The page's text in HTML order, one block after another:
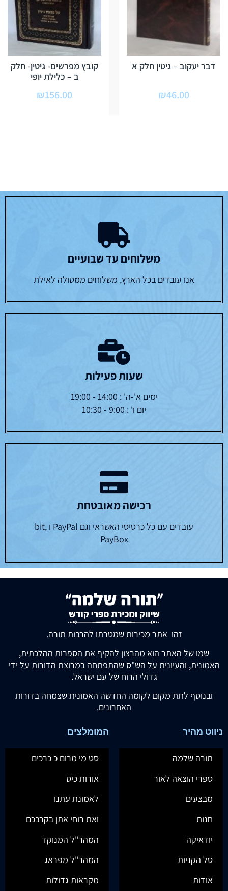
דבר יעקוב – גיטין חלק א
₪46.00
קובץ מפרשים- גיטין- חלק
ב – כלילת יופי
₪156.00
משלוחים עד שבועיים
אנו עובדים בכל הארץ, משלוחים ממטולה לאילת
שעות פעילות
ימים א'-ה' : 14:00 - 19:00
יום ו' : 9:00 - 10:30
רכישה מאובטחת
עובדים עם כל כרטיסי האשראי וגם PayPal ו bit,
PayBox
זהו אתר מכירות שמטרתו להרבות תורה.
שמו של האתר הוא מהרצון להקיף את הספרות ההלכתית,
האמונית, והעיונית על הש"ס שהתפתחה במרוצת הדורות על ידי
גדולי הרוח של עם ישראל.
ובנוסף לתת מקום לקומה החדשה האמונית שצמחה בדורות
האחרונים.
ניווט מהיר
תורה שלמה
ספרי הוצאה לאור
מבצעים
חנות
יודאיקה
סל הקניות
אודות
המומלצים
סט מי מרום כ כרכים
אורות כיס
לאמונת עתנו
ואת רוחי אתן בקרבכם
המהר"ל המנוקד
המהר"ל מפראג
מקראות גדולות